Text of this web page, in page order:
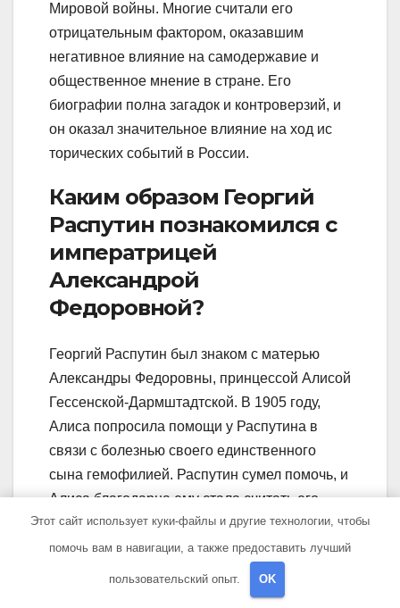
Мировой войны. Многие считали его
отрицательным фактором, оказавшим
негативное влияние на самодержавие и
общественное мнение в стране. Его
биографии полна загадок и контроверзий, и
он оказал значительное влияние на ход ис
торических событий в России.
Каким образом Георгий
Распутин познакомился с
императрицей
Александрой
Федоровной?
Георгий Распутин был знаком с матерью
Александры Федоровны, принцессой Алисой
Гессенской-Дармштадтской. В 1905 году,
Алиса попросила помощи у Распутина в
связи с болезнью своего единственного
сына гемофилией. Распутин сумел помочь, и
Алиса благодарна ему стала считать его
своим духовным наставником, в результате
его учение пришло и к Александре
Федоровне и среди ее ближайших окрестных
Распутин также получил статус духовного
Этот сайт использует куки-файлы и другие технологии, чтобы
помочь вам в навигации, а также предоставить лучший
пользовательский опыт. OK